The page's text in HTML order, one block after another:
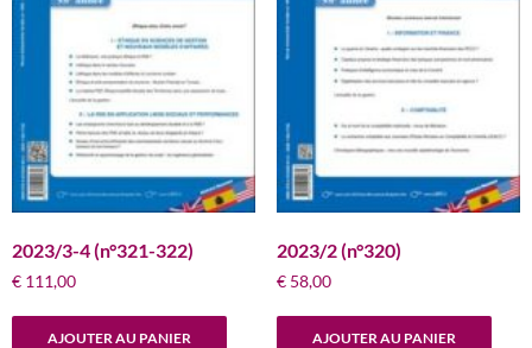
2023/3-4 (n°321-322)
€ 111,00
AJOUTER AU PANIER
2023/2 (n°320)
€58,00
AJOUTER AU PANIER